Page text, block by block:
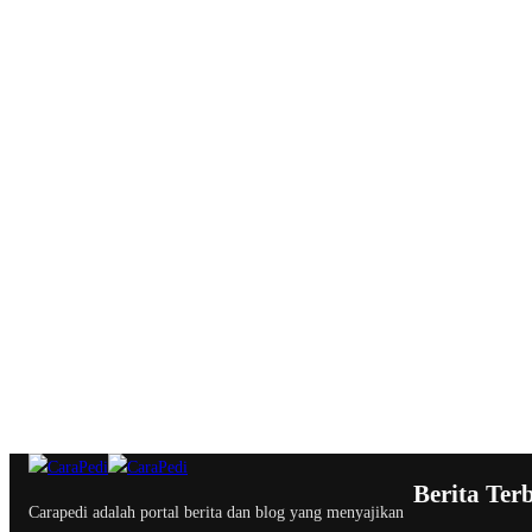
Carapedi adalah portal berita dan blog yang menyajikan
Berita